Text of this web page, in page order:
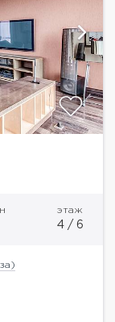
этаж
4 / 6